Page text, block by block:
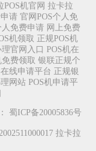
POS机官网 拉卡拉
请 官网POS个人免
人免费申请 网上免费
机领取 正规POS机
理官网入口 POS机在
免费领取 银联正规个
线申请平台 正规银
网站 POS机申请平
蜀ICP备20005836号
拉卡拉